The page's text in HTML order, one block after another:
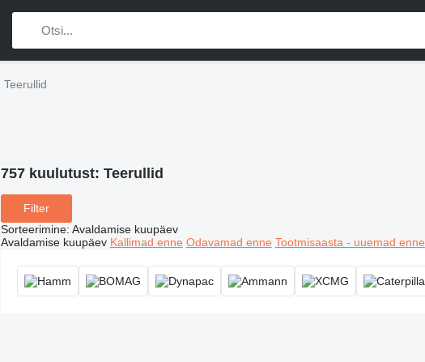
Teerullid
757 kuulutust: Teerullid
Filter
Sorteerimine: Avaldamise kuupäev
Avaldamise kuupäev Kallimad enne Odavamad enne Tootmisaasta - uuemad enne